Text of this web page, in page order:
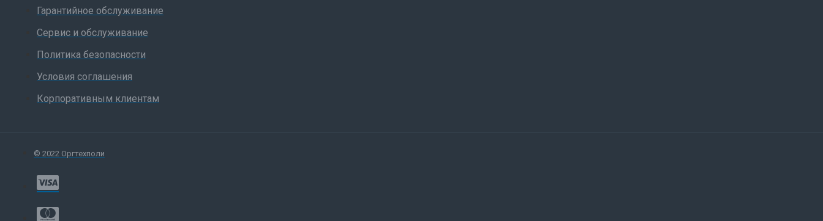
Гарантийное обслуживание
Сервис и обслуживание
Политика безопасности
Условия соглашения
Корпоративным клиентам
© 2022 Оргтехполи